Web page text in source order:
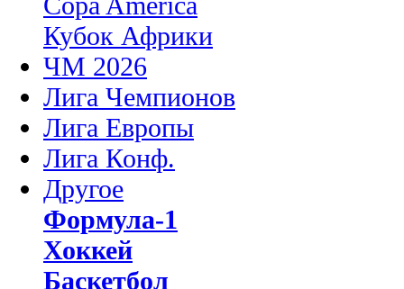
Кубок Африки
ЧМ 2026
Лига Чемпионов
Лига Европы
Лига Конф.
Другое
Формула-1
Хоккей
Баскетбол